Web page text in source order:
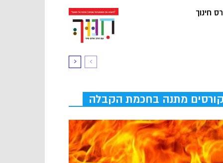
חינוך
קורסים מתנה בחכמת הקבלה